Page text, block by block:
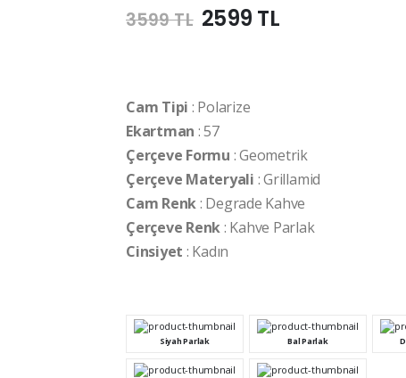
3599 TL 2599 TL
Cam Tipi : Polarize
Ekartman : 57
Çerçeve Formu : Geometrik
Çerçeve Materyali : Grillamid
Cam Renk: Degrade Kahve
Çerçeve Renk: Kahve Parlak
Cinsiyet : Kadın
Siyah Parlak Bal Parlak